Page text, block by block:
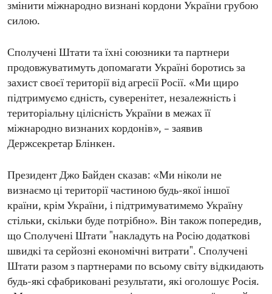
змінити міжнародно визнані кордони України грубою
силою.
Сполучені Штати та їхні союзники та партнери
продовжуватимуть допомагати Україні боротись за
захист своєї території від агресії Росії. «Ми щиро
підтримуємо єдність, суверенітет, незалежність і
територіальну цілісність України в межах її
міжнародно визнаних кордонів», – заявив
Держсекретар Блінкен.
Президент Джо Байден сказав: «Ми ніколи не
визнаємо ці території частиною будь-якої іншої
країни, крім України, і підтримуватимемо Україну
стільки, скільки буде потрібно». Він також попередив,
що Сполучені Штати "накладуть на Росію додаткові
швидкі та серйозні економічні витрати". Сполучені
Штати разом з партнерами по всьому світу відкидають
будь-які сфабриковані результати, які оголошує Росія.